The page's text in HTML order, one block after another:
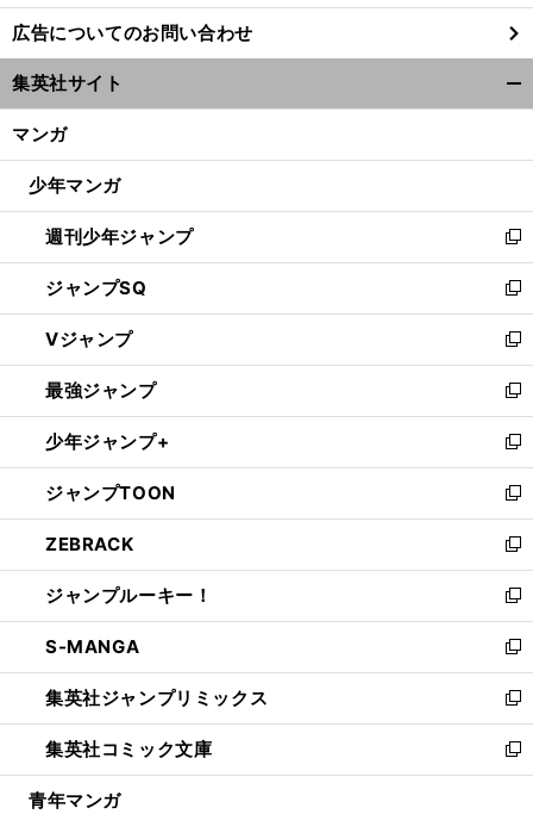
し
い
ウ
ィ
ン
ウ
開
く
広告についてのお問い合わせ
集英社サイト
マンガ
少年マンガ
週刊少年ジャンプ
新
し
い
ウ
ィ
ン
ド
ウ
で
開
く
ジャンプSQ
新
し
い
ウ
ィ
ン
ド
ウ
で
開
く
Vジャンプ
新
し
い
ウ
ィ
ン
ド
ウ
で
開
く
最強ジャンプ
新
し
い
ウ
ィ
ン
ド
ウ
で
開
く
少年ジャンプ+
新
し
い
ウ
ィ
ン
ド
ウ
で
開
く
ジャンプTOON
新
し
い
ウ
ィ
ン
ド
ウ
で
開
く
ZEBRACK
新
し
い
ウ
ィ
ン
ド
ウ
で
開
ジャンプルーキー！
新
し
い
ウ
ィ
ン
ド
ウ
S-MANGA
新
し
い
ウ
ィ
ン
集英社ジャンプリミックス
新
し
い
ウ
集英社コミック文庫
新
し
青年マンガ